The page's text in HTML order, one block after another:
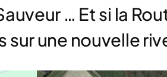
… Et si la
une nouvelle